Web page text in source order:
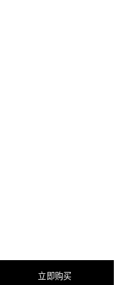
立即购买